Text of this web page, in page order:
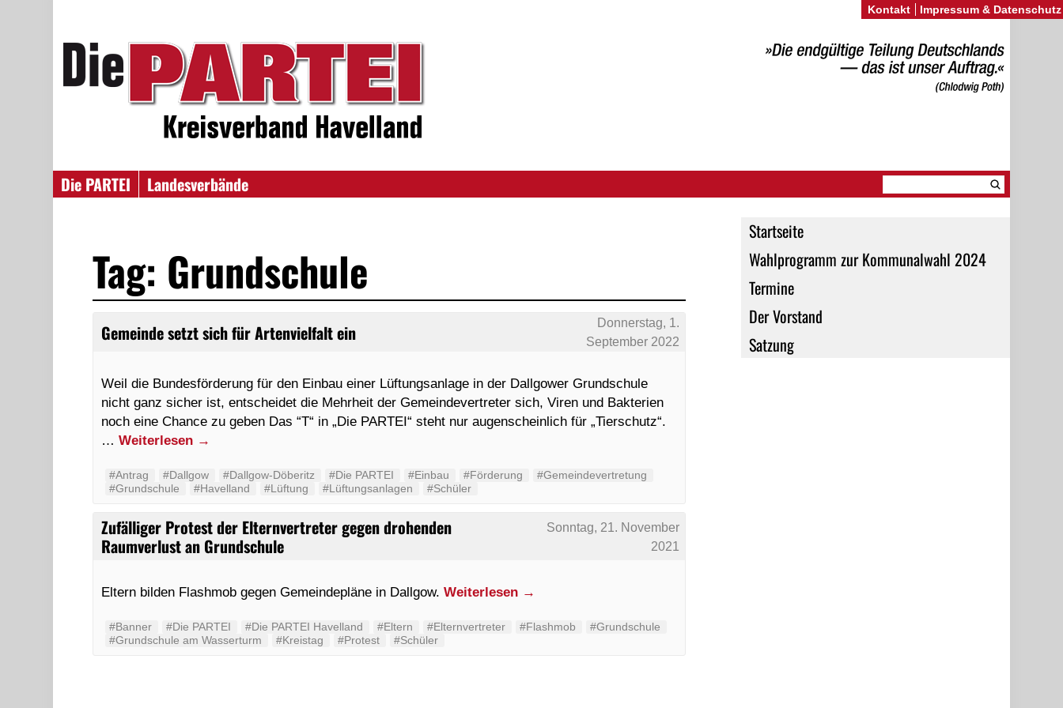
Die PARTEI
Landesverbände
Startseite
Wahlprogramm zur Kommunalwahl 2024
Termine
Der Vorstand
Satzung
Tag: Grundschule
Gemeinde setzt sich für Artenvielfalt ein
Donnerstag, 1.
September 2022
Weil die Bundesförderung für den Einbau einer Lüftungsanlage in der Dallgower Grundschule
nicht ganz sicher ist, entscheidet die Mehrheit der Gemeindevertreter sich, Viren und Bakterien
noch eine Chance zu geben Das “T“ in „Die PARTEI“ steht nur augenscheinlich für „Tierschutz“.
…Weiterlesen →
#Antrag #Dallgow #Dallgow-Döberitz #Die PARTEI #Einbau #Förderung
#Gemeindevertretung
#Grundschule
#Havelland #Lüftung #Lüftungsanlagen #Schüler
Zufälliger Protest der Elternvertreter gegen drohenden
Raumverlust an Grundschule
Sonntag, 21. November
2021
Eltern bilden Flashmob gegen Gemeindepläne in Dallgow.Weiterlesen →
#Banner #Die PARTEI #Die PARTEI Havelland #Eltern #Elternvertreter #Flashmob
#Grundschule
#Grundschule am Wasserturm
#Kreistag #Protest #Schüler
Kontakt Impressum & Datenschutz